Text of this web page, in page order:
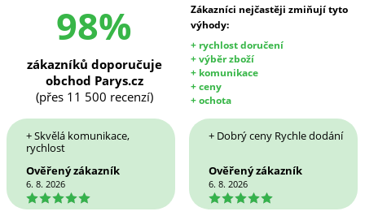
98%
Zákazníci nejčastěji zmiňují tyto
výhody:
+ rychlost doručení
+ výběr zboží
+ komunikace
+ ceny
+ ochota
zákazníků doporučuje
obchod Parys.cz
(přes 11 500 recenzí)
+ Skvělá komunikace,
rychlost
Ověřený zákazník
6. 8. 2026
5
+ Dobrý ceny Rychle dodání
Ověřený zákazník
6. 8. 2026
5